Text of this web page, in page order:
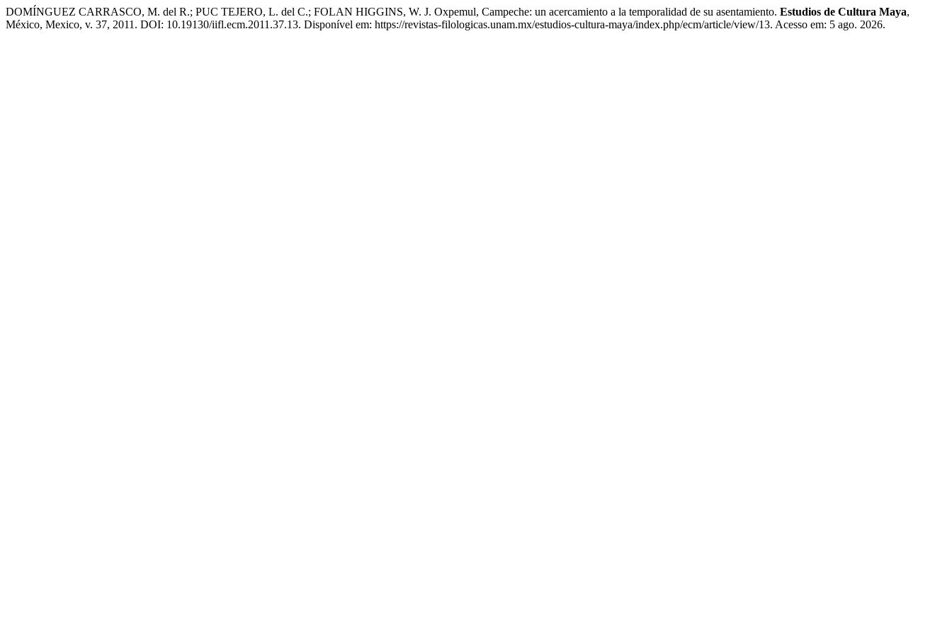
DOMÍNGUEZ CARRASCO, M. del R.; PUC TEJERO, L. del C.; FOLAN HIGGINS, W. J. Oxpemul, Campeche: un acercamiento a la temporalidad de su asentamiento. Estudios de Cultura Maya,
México, Mexico, v. 37, 2011. DOI: 10.19130/iifl.ecm.2011.37.13. Disponível em: https://revistas-filologicas.unam.mx/estudios-cultura-maya/index.php/ecm/article/view/13. Acesso em: 5 ago. 2026.